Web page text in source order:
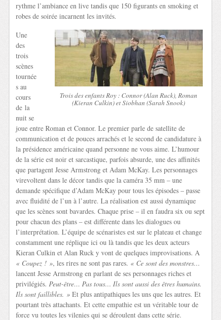
rythme l’ambiance en live tandis que 150 figurants en smoking et
robes de soirée incarnent les invités.
Trois des enfants Roy : Connor (Alan Ruck), Roman
(Kieran Culkin) et Siobhan (Sarah Snook)
Une
des
trois
scènes
tournée
s au
cours
de la
nuit se
joue entre Roman et Connor. Le premier parle de satellite de
communication et de pouces arrachés et le second de candidature à
la présidence américaine quand personne ne vous aime. L’humour
de la série est noir et sarcastique, parfois absurde, une des affinités
que partagent Jesse Armstrong et Adam McKay. Les personnages
virevoltent dans le décor tandis que la caméra 35 mm – une
demande spécifique d’Adam McKay pour tous les épisodes – passe
avec fluidité de l’un à l’autre. La réalisation est aussi dynamique
que les scènes sont bavardes. Chaque prise – il en faudra six ou sept
pour chacun des plans – est différente dans les dialogues ou
l’interprétation. L’équipe de scénaristes est sur le plateau et change
constamment une réplique ici ou là tandis que les deux acteurs
Kieran Culkin et Alan Ruck y vont de quelques improvisations. A
« Coupez ! », les rires ne sont pas rares. « Ce sont des monstres…
lancent Jesse Armstrong en parlant de ses personnages riches et
privilégiés. Peut-être… Pas tous… Ils sont aussi des êtres humains.
Ils sont faillibles. » Et plus antipathiques les uns que les autres. Et
pourtant très attachants. Et cette empathie est un véritable tour de
force vu toutes les vilenies qui se déroulent dans cette série.